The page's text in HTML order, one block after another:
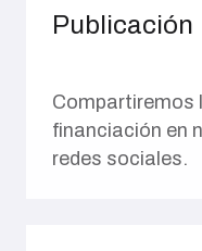
Publicación
Compartiremos
financiación en
redes sociales.